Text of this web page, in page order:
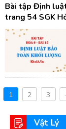
Bài tập Định
trang 54 SGK
1 2 3
Vật Lý